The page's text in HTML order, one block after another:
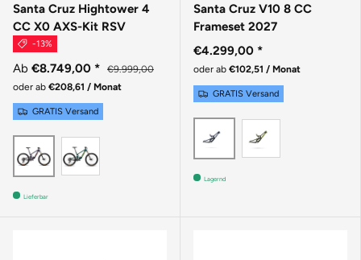
Santa Cruz Hightower 4
CC X0 AXS-Kit RSV
-13%
Ab €8.749,00 *
€9.999,00
oder ab €208,61 / Monat
GRATIS Versand
MATTE DEEP PURPLE
GLOSS DAY GREEN
Lieferbar
Santa Cruz V10 8 CC
Frameset 2027
€4.299,00 *
oder ab €102,51 / Monat
GRATIS Versand
GLOSS LIQUID BLUE
Lagernd